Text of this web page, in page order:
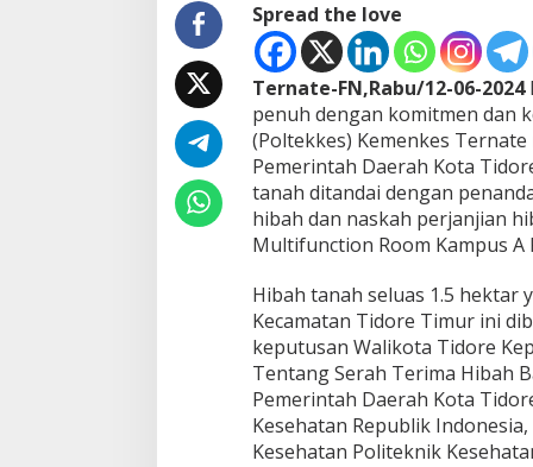
m
b
e
r
i
k
a
n
H
i
b
e
P
o
l
e
k
k
Spread the love
Ternate-FN,Rabu/12-06-2024
penuh dengan komitmen dan
(Poltekkes) Kemenkes
Pemerintah Daerah Kota
tanah ditandai dengan
hibah dan naskah perjanjian
Multifunction Room Kampus A
Hibah tanah seluas 1.5 hektar
Kecamatan Tidore Timur ini
keputusan Walikota Tidore
Tentang Serah Terima Hibah
Pemerintah Daerah Kota
Kesehatan Republik
Kesehatan Politeknik